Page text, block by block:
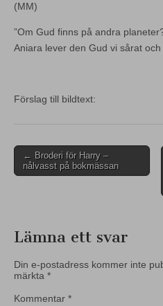
(MM)
”Om Gud finns på andra
Aniara lever den Gud vi sårat
Förslag till bildtext:
Post
navigation
← Broderi för Harry –
nålvasst på bokmässan
Lämna ett svar
Din e-postadress kommer inte
märkta *
Kommentar *